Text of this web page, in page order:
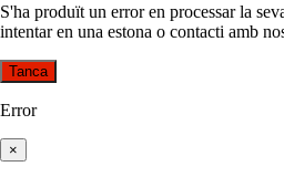
S'ha produït un error en processar la
intentar en una estona o contacti amb
Tanca
Error
×